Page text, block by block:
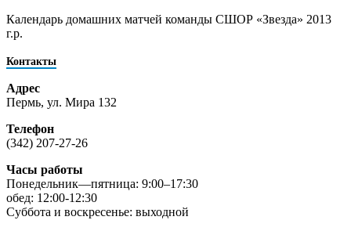
Календарь домашних матчей команды СШОР «Звезда» 2013
г.р.
Контакты
Адрес
Пермь, ул. Мира 132
Телефон
(342) 207-27-26
Часы работы
Понедельник—пятница: 9:00–17:30
обед: 12:00-12:30
Суббота и воскресенье: выходной